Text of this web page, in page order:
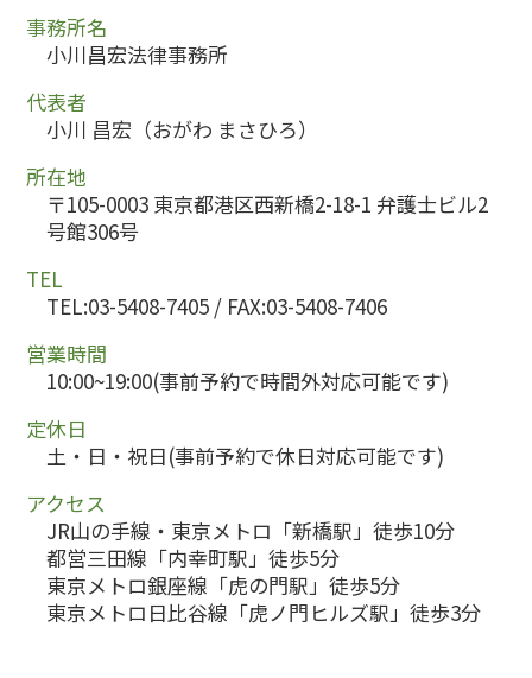
事務所名
小川昌宏法律事務所
代表者
小川 昌宏（おがわ まさひろ）
所在地
〒105-0003 東京都港区西新橋2-18-1 弁護士ビル2
号館306号
TEL
TEL:03-5408-7405 / FAX:03-5408-7406
営業時間
10:00~19:00(事前予約で時間外対応可能です)
定休日
土・日・祝日(事前予約で休日対応可能です)
アクセス
JR山の手線・東京メトロ「新橋駅」徒歩10分
都営三田線「内幸町駅」徒歩5分
東京メトロ銀座線「虎の門駅」徒歩5分
東京メトロ日比谷線「虎ノ門ヒルズ駅」徒歩3分